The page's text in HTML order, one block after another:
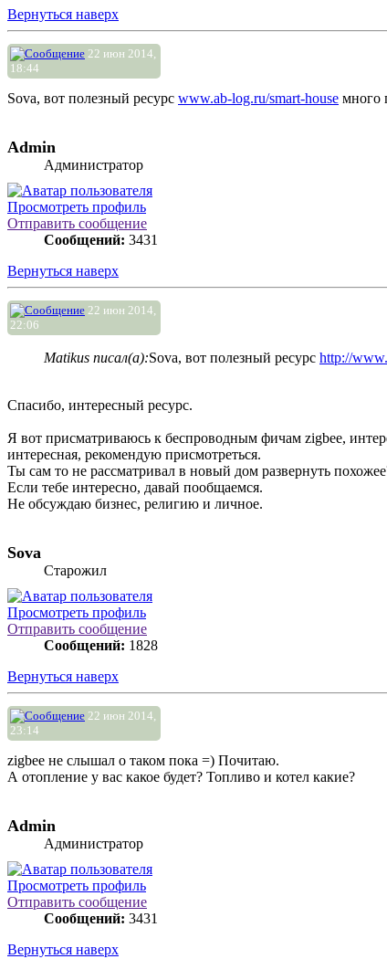
Вернуться наверх
22 июн 2014,
18:44
Sova, вот полезный ресурс www.ab-log.ru/smart-house много
Admin
Администратор
Просмотреть профиль
Отправить сообщение
Сообщений: 3431
Вернуться наверх
22 июн 2014,
22:06
Matikus писал(а):Sova, вот полезный ресурс http://
Спасибо, интересный ресурс.
Я вот присматриваюсь к беспроводным фичам zigbee,
интересная, рекомендую присмотреться.
Ты сам то не рассматривал в новый дом развернуть
Если тебе интересно, давай пообщаемся.
Не обсуждаю бизнес, религию и личное.
Sova
Старожил
Просмотреть профиль
Отправить сообщение
Сообщений: 1828
Вернуться наверх
22 июн 2014,
23:14
zigbee не слышал о таком пока =) Почитаю.
А отопление у вас какое будет? Топливо и котел какие?
Admin
Администратор
Просмотреть профиль
Отправить сообщение
Сообщений: 3431
Вернуться наверх